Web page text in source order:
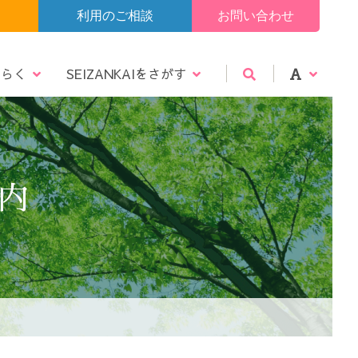
利用のご相談 お問い合わせ
認定・指定
震災復興メール ビデオギャラリー
く
エントリー
SEIZANKAIをさがす
仙北エリア 大
中
小